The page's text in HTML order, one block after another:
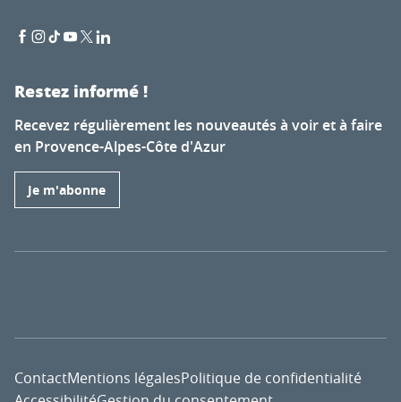
Restez informé !
Recevez régulièrement les nouveautés à voir et à faire
en Provence-Alpes-Côte d'Azur
Je m'abonne
ContactMentions légalesPolitique de confidentialité